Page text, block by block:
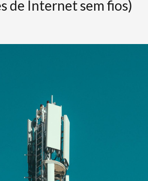
de Internet sem fios)